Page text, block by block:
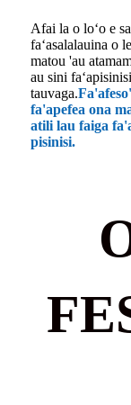
Afai la o loʻo e
faʻasalalauina o
matou 'au
au sini
tauvaga.
fa'apefea ona
atili lau faiga
pisinisi.